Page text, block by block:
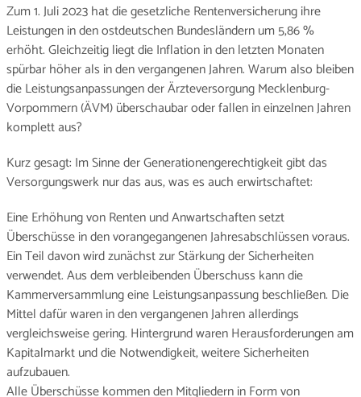
Zum 1. Juli 2023 hat die gesetzliche Rentenversicherung ihre
Leistungen in den ostdeutschen Bundesländern um 5,86 %
erhöht. Gleichzeitig liegt die Inflation in den letzten Monaten
spürbar höher als in den vergangenen Jahren. Warum also bleiben
die Leistungsanpassungen der Ärzteversorgung Mecklenburg-
Vorpommern (ÄVM) überschaubar oder fallen in einzelnen Jahren
komplett aus?
Kurz gesagt: Im Sinne der Generationengerechtigkeit gibt das
Versorgungswerk nur das aus, was es auch erwirtschaftet:
Eine Erhöhung von Renten und Anwartschaften setzt
Überschüsse in den vorangegangenen Jahresabschlüssen voraus.
Ein Teil davon wird zunächst zur Stärkung der Sicherheiten
verwendet. Aus dem verbleibenden Überschuss kann die
Kammerversammlung eine Leistungsanpassung beschließen. Die
Mittel dafür waren in den vergangenen Jahren allerdings
vergleichsweise gering. Hintergrund waren Herausforderungen am
Kapitalmarkt und die Notwendigkeit, weitere Sicherheiten
aufzubauen.
Alle Überschüsse kommen den Mitgliedern in Form von